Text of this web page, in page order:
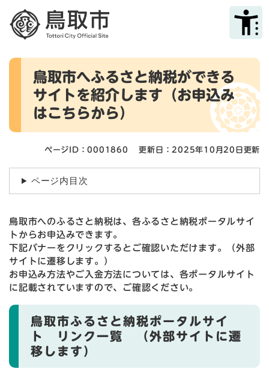
メニューを飛ばして本文へ
本
鳥取市へふるさと納税ができる
サイトを紹介します（お申込み
はこちらから）
ページID：0001860 更新日：2025年10月20日更新
ページ内目次
鳥取市へのふるさと納税は、各ふるさと納税ポータルサイ
トからお申込みできます。
下記バナーをクリックするとご確認いただけます。（外部
サイトに遷移します。）
お申込み方法やご入金方法については、各ポータルサイト
に記載されていますので、ご確認ください。
鳥取市ふるさと納税ポータルサイ
ト リンク一覧 （外部サイトに遷
移します）